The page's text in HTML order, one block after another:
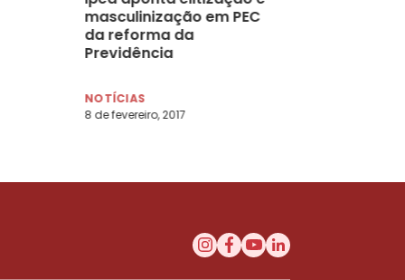
masculinização em PEC
da reforma da
Previdência
NOTÍCIAS
8 de fevereiro, 2017